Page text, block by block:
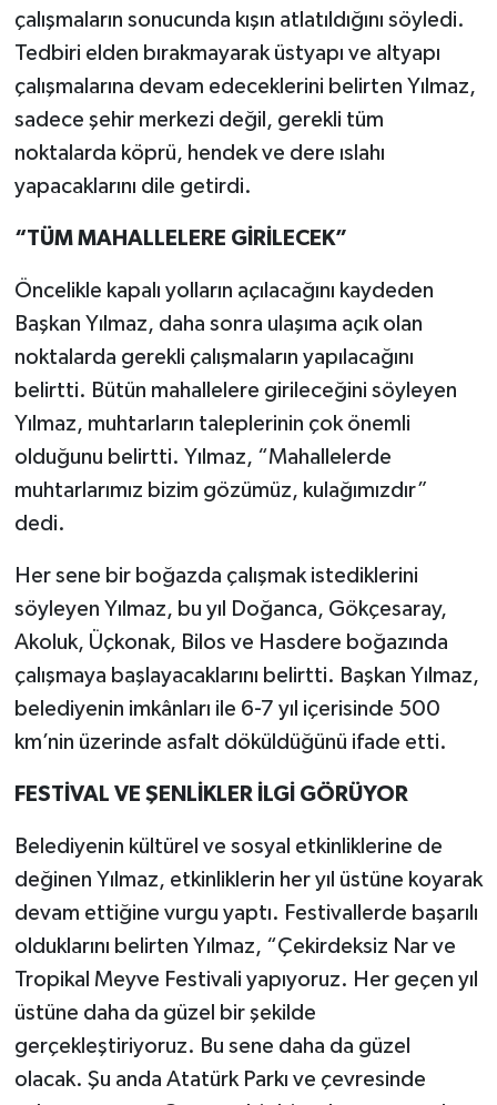
çalışmaların sonucunda kışın atlatıldığını söyledi.
Tedbiri elden bırakmayarak üstyapı ve altyapı
çalışmalarına devam edeceklerini belirten Yılmaz,
sadece şehir merkezi değil, gerekli tüm
noktalarda köprü, hendek ve dere ıslahı
yapacaklarını dile getirdi.
“TÜM MAHALLELERE GİRİLECEK”
Öncelikle kapalı yolların açılacağını kaydeden
Başkan Yılmaz, daha sonra ulaşıma açık olan
noktalarda gerekli çalışmaların yapılacağını
belirtti. Bütün mahallelere girileceğini söyleyen
Yılmaz, muhtarların taleplerinin çok önemli
olduğunu belirtti. Yılmaz, “Mahallelerde
muhtarlarımız bizim gözümüz, kulağımızdır”
dedi.
Her sene bir boğazda çalışmak istediklerini
söyleyen Yılmaz, bu yıl Doğanca, Gökçesaray,
Akoluk, Üçkonak, Bilos ve Hasdere boğazında
çalışmaya başlayacaklarını belirtti. Başkan Yılmaz,
belediyenin imkânları ile 6-7 yıl içerisinde 500
km’nin üzerinde asfalt döküldüğünü ifade etti.
FESTİVAL VE ŞENLİKLER İLGİ GÖRÜYOR
Belediyenin kültürel ve sosyal etkinliklerine de
değinen Yılmaz, etkinliklerin her yıl üstüne koyarak
devam ettiğine vurgu yaptı. Festivallerde başarılı
olduklarını belirten Yılmaz, “Çekirdeksiz Nar ve
Tropikal Meyve Festivali yapıyoruz. Her geçen yıl
üstüne daha da güzel bir şekilde
gerçekleştiriyoruz. Bu sene daha da güzel
olacak. Şu anda Atatürk Parkı ve çevresinde